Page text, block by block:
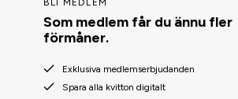
BLI MEDLEM
Som medlem får du ännu fler
förmåner.
Exklusiva medlemserbjudanden
Spara alla kvitton digitalt